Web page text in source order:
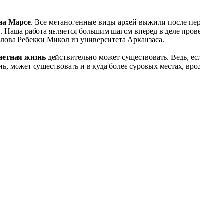
Марсе. Все метаногенные виды архей выжили после
работа является большим шагом вперед в деле
Ребекки Микол из университета Арканзаса.
жизнь действительно может существовать. Ведь,
существовать и в куда более суровых местах,